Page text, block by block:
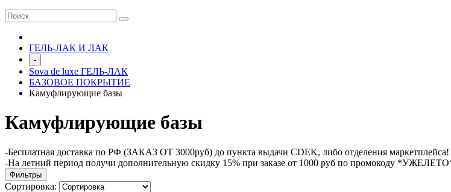
ГЕЛЬ-ЛАК И ЛАК
-
Sova de luxe ГЕЛЬ-ЛАК
БАЗОВОЕ ПОКРЫТИЕ
Камуфлирующие базы
Камуфлирующие базы
-Бесплатная доставка по РФ (ЗАКАЗ ОТ 3000руб) до пункта выдачи CDEK, либо отделения маркетплейса!
-На летний период получи дополнительную скидку 15% при заказе от 1000 руб по промокоду
Фильтры
Сортировка: